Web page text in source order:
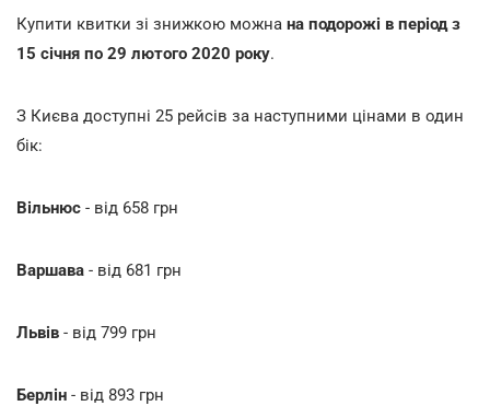
Купити квитки зі знижкою можна на подорожі в період з
15 січня по 29 лютого 2020 року.
З Києва доступні 25 рейсів за наступними цінами в один
бік:
Вільнюс - від 658 грн
Варшава - від 681 грн
Львів - від 799 грн
Берлін - від 893 грн